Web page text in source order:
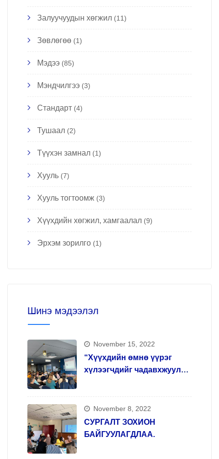
Залуучуудын хөгжил (11)
Зөвлөгөө (1)
Мэдээ (85)
Мэндчилгээ (3)
Стандарт (4)
Тушаал (2)
Түүхэн замнал (1)
Хууль (7)
Хууль тогтоомж (3)
Хүүхдийн хөгжил, хамгаалал (9)
Эрхэм зорилго (1)
Шинэ мэдээлэл
November 15, 2022
“Хүүхдийн өмнө үүрэг
хүлээгчдийг чадавхжуулах,
явууллаа.
November 8, 2022
СУРГАЛТ ЗОХИОН
БАЙГУУЛАГДЛАА.